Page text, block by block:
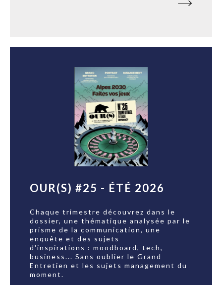
OUR(S) #25 - ÉTÉ 2026
Chaque trimestre découvrez dans le
dossier, une thématique analysée par le
prisme de la communication, une
enquête et des sujets
d'inspirations : moodboard, tech,
business... Sans oublier le Grand
Entretien et les sujets management du
moment.